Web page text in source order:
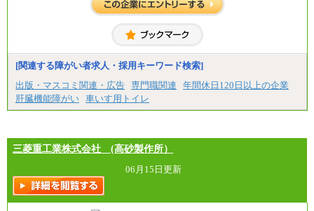
[関連する障がい者求人・採用キーワード検索]
出版・マスコミ関連・広告 専門職関連
年間休日120日以上の企業
肝臓機能障がい 車いす用トイレ
三菱重工業株式会社 (高砂製作所）
06月15日更新